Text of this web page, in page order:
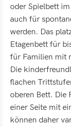
oder Spielbett
auch für
werden. Das
Etagenbett für
für Familien mit
Die
flachen
oberen Bett. Die
einer Seite mit
können daher